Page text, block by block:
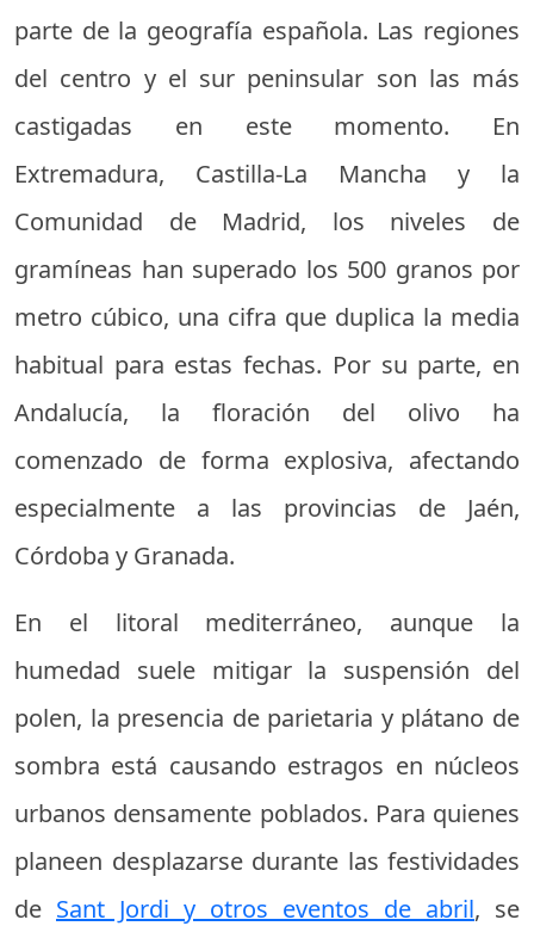
parte de la geografía española. Las regiones
del centro y el sur peninsular son las más
castigadas en este momento. En
Extremadura, Castilla-La Mancha y la
Comunidad de Madrid, los niveles de
gramíneas han superado los 500 granos por
metro cúbico, una cifra que duplica la media
habitual para estas fechas. Por su parte, en
Andalucía, la floración del olivo ha
comenzado de forma explosiva, afectando
especialmente a las provincias de Jaén,
Córdoba y Granada.
En el litoral mediterráneo, aunque la
humedad suele mitigar la suspensión del
polen, la presencia de parietaria y plátano de
sombra está causando estragos en núcleos
urbanos densamente poblados. Para quienes
planeen desplazarse durante las festividades
de Sant Jordi y otros eventos de abril, se